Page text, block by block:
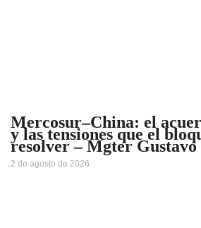
Mercosur–China: el
y las tensiones que el
resolver – Mgter Gustavo
2 de agosto de 2026